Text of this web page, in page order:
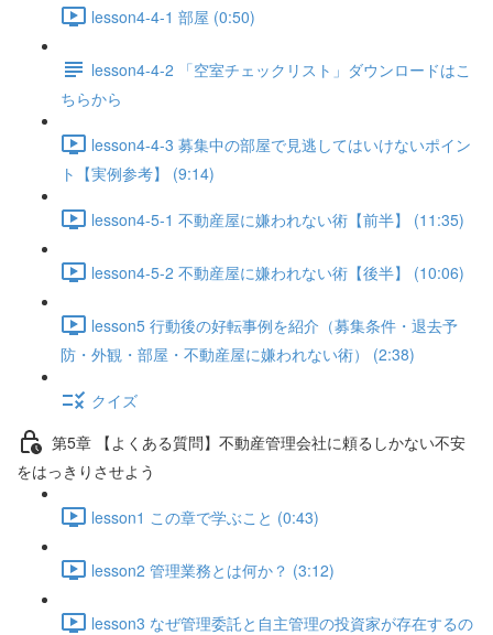
lesson4-4-1 部屋 (0:50)
lesson4-4-2 「空室チェックリスト」ダウンロードはこ
ちらから
lesson4-4-3 募集中の部屋で見逃してはいけないポイン
ト【実例参考】 (9:14)
lesson4-5-1 不動産屋に嫌われない術【前半】 (11:35)
lesson4-5-2 不動産屋に嫌われない術【後半】 (10:06)
lesson5 行動後の好転事例を紹介（募集条件・退去予
防・外観・部屋・不動産屋に嫌われない術） (2:38)
クイズ
第5章 【よくある質問】不動産管理会社に頼るしかない不安
をはっきりさせよう
lesson1 この章で学ぶこと (0:43)
lesson2 管理業務とは何か？ (3:12)
lesson3 なぜ管理委託と自主管理の投資家が存在するの